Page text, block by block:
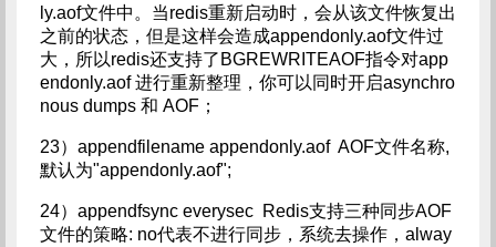
ly.aof文件中。当redis重新启动时，会从该文件恢复出
之前的状态，但是这样会造成appendonly.aof文件过
大，所以redis还支持了BGREWRITEAOF指令对app
endonly.aof 进行重新整理，你可以同时开启asynchro
nous dumps 和 AOF；
23）appendfilename appendonly.aof AOF文件名称,
默认为"appendonly.aof";
24）appendfsync everysec Redis支持三种同步AOF
文件的策略: no代表不进行同步，系统去操作，alway